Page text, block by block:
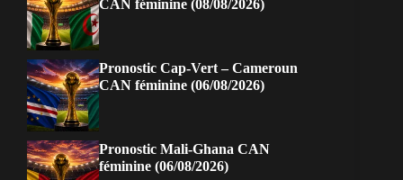
CAN féminine (08/08/2026)
Pronostic Cap-Vert – Cameroun
CAN féminine (06/08/2026)
Pronostic Mali-Ghana CAN
féminine (06/08/2026)